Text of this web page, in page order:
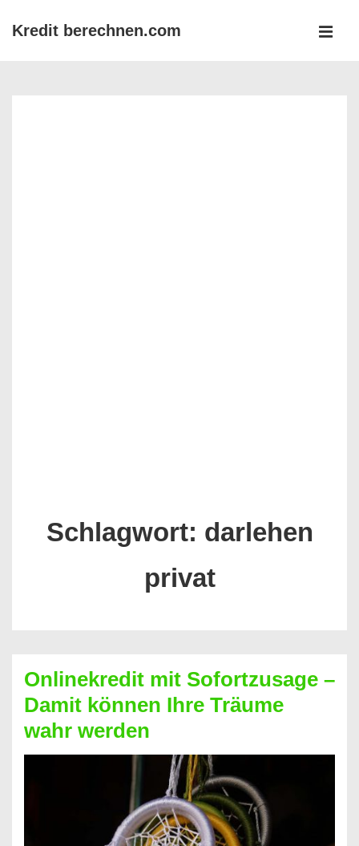
ZumKredit berechnen.com
Schlagwort: darlehen
privat
Onlinekredit mit Sofortzusage –
Damit können Ihre Träume
wahr werden